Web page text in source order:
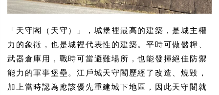
「天守閣（天守）」，城堡裡最高的建築，是城主權
力的象徵，也是城裡代表性的建築。平時可做儲糧、
武器倉庫用，戰時可當避難場所，也能發揮絕佳防禦
能力的軍事堡壘。江戶城天守閣歷經了改造、燒毀，
加上當時認為應該優先重建城下地區，因此天守閣就